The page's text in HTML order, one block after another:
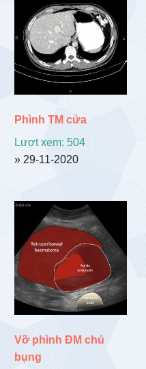
Phình TM cửa
Lượt xem: 504
» 29-11-2020
Vỡ phình ĐM chủ
bụng